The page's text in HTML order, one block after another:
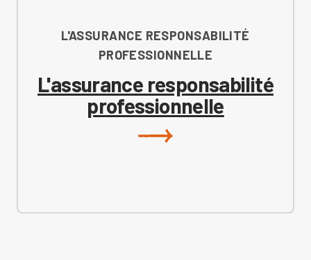
L'ASSURANCE RESPONSABILITÉ
PROFESSIONNELLE
L'assurance responsabilité
professionnelle